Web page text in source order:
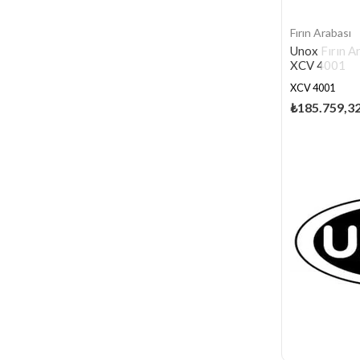
Fırın Arabası
Unox Fırın
XCV 4001
XCV 4001